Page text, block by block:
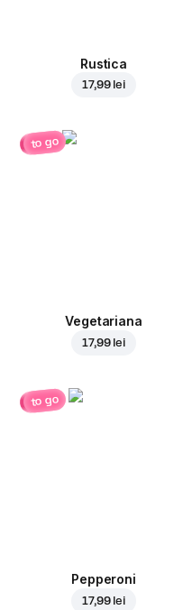
Rustica
17,99 lei
to go
Vegetariana
17,99 lei
to go
Pepperoni
17,99 lei